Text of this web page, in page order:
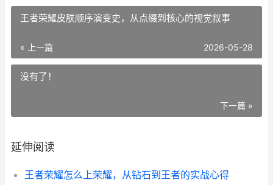
王者荣耀皮肤顺序演变史，从点缀到核心的视觉叙事
« 上一篇 2026-05-28
没有了！
下一篇 »
延伸阅读
王者荣耀怎么上荣耀，从钻石到王者的实战心得